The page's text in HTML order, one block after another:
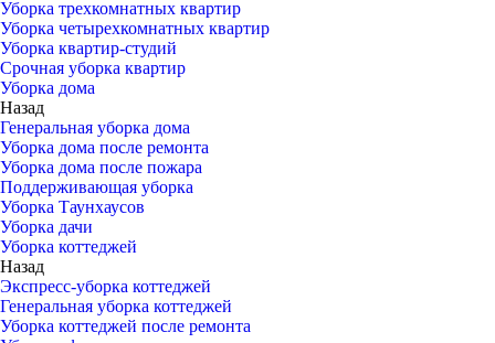
Уборка трехкомнатных квартир
Уборка четырехкомнатных квартир
Уборка квартир-студий
Срочная уборка квартир
Уборка дома
Назад
Генеральная уборка дома
Уборка дома после ремонта
Уборка дома после пожара
Поддерживающая уборка
Уборка Таунхаусов
Уборка дачи
Уборка коттеджей
Назад
Экспресс-уборка коттеджей
Генеральная уборка коттеджей
Уборка коттеджей после ремонта